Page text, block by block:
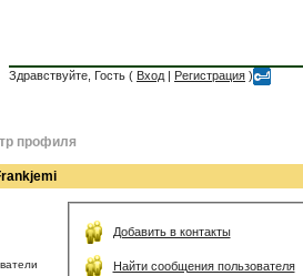
Здравствуйте, Гость ( Вход | Регистрация )
профиля
Добавить в контакты
Найти сообщения пользователя